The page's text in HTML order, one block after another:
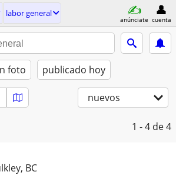
labor general
anúnciate cuenta
foto publicado hoy
nuevos
1 - 4 de 4
BC